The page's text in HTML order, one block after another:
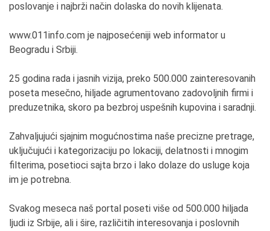
poslovanje i najbrži način dolaska do novih klijenata.
www.011info.com je najposećeniji web informator u
Beogradu i Srbiji.
25 godina rada i jasnih vizija, preko 500.000 zainteresovanih
poseta mesečno, hiljade agrumentovano zadovoljnih firmi i
preduzetnika, skoro pa bezbroj uspešnih kupovina i saradnji.
Zahvaljujući sjajnim mogućnostima naše precizne pretrage,
uključujući i kategorizaciju po lokaciji, delatnosti i mnogim
filterima, posetioci sajta brzo i lako dolaze do usluge koja
im je potrebna.
Svakog meseca naš portal poseti više od 500.000 hiljada
ljudi iz Srbije, ali i šire, različitih interesovanja i poslovnih